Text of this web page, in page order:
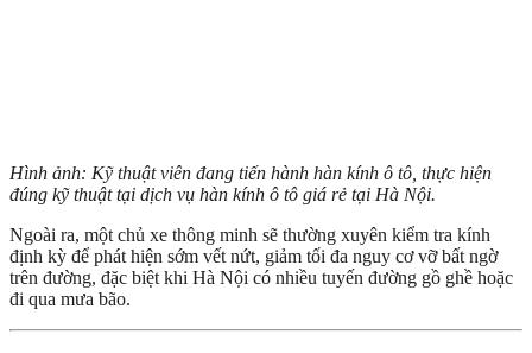
Hình ảnh: Kỹ thuật viên đang tiến hành hàn kính ô tô, thực hiện
đúng kỹ thuật tại dịch vụ hàn kính ô tô giá rẻ tại Hà Nội.
Ngoài ra, một chủ xe thông minh sẽ thường xuyên kiểm tra kính
định kỳ để phát hiện sớm vết nứt, giảm tối đa nguy cơ vỡ bất ngờ
trên đường, đặc biệt khi Hà Nội có nhiều tuyến đường gồ ghề hoặc
đi qua mưa bão.